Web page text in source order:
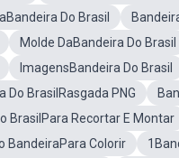
Do Brasil
Molde DaBandeira Do Brasil
ImagensBandeira Do Brasil
Do BrasilRasgada PNG
BrasilPara Recortar E Montar
BandeiraPara Colorir